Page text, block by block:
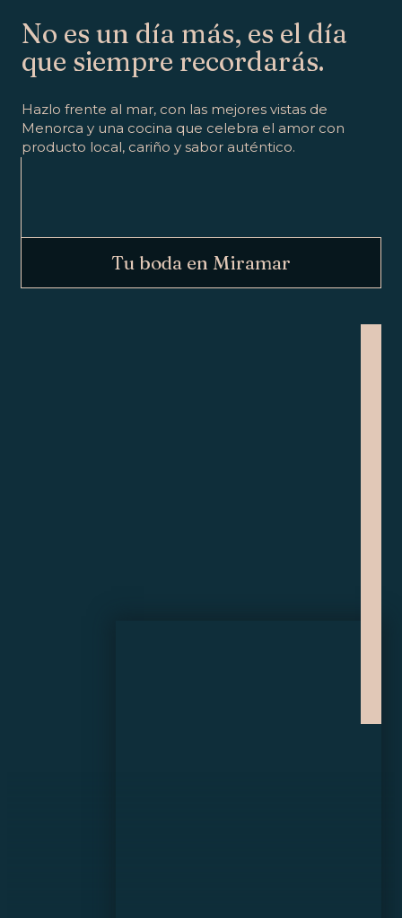
No es un día más, es el día
que siempre recordarás.
Hazlo frente al mar, con las mejores vistas de
Menorca y una cocina que celebra el amor con
producto local, cariño y sabor auténtico.
Tu boda en Miramar